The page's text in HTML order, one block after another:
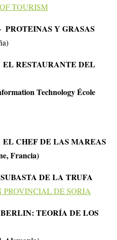
TOURISM
PROTEINAS Y GRASAS
EL RESTAURANTE DEL
Technology École
EL CHEF DE LAS MAREAS
Francia)
DE LA TRUFA
PROVINCIAL DE SORIA
TEORÍA DE LOS